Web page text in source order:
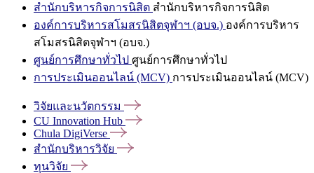
สำนักบริหารกิจการนิสิต สำนักบริหารกิจการนิสิต
องค์การบริหารสโมสรนิสิตจุฬาฯ (อบจ.) องค์การบริหาร
สโมสรนิสิตจุฬาฯ (อบจ.)
ศูนย์การศึกษาทั่วไป ศูนย์การศึกษาทั่วไป
การประเมินออนไลน์ (MCV) การประเมินออนไลน์ (MCV)
วิจัยและนวัตกรรม
CU Innovation Hub
Chula DigiVerse
สำนักบริหารวิจัย
ทุนวิจัย